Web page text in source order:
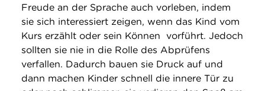
Freude an der Sprache auch vorleben, indem
sie sich interessiert zeigen, wenn das Kind vom
Kurs erzählt oder sein Können vorführt. Jedoch
sollten sie nie in die Rolle des Abprüfens
verfallen. Dadurch bauen sie Druck auf und
dann machen Kinder schnell die innere Tür zu